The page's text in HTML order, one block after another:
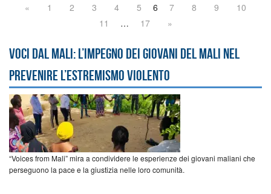
« 1 2 3 4 5 6 7 8 9
10
11
… 17 »
Voci dal Mali: l’impegno dei giovani del Mali nel
prevenire l’estremismo violento
“Voices from Mali” mira a condividere le esperienze dei giovani maliani che
perseguono la pace e la giustizia nelle loro comunità.